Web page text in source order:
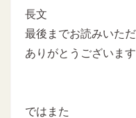
長文
最後までお読みいた
ありがとうございます
ではまた